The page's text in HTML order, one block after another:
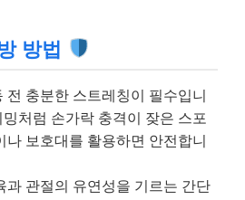
방법
전 충분한 스트레칭이 필수입니
처럼 손가락 충격이 잦은 스포
나 보호대를 활용하면 안전합니
과 관절의 유연성을 기르는 간단